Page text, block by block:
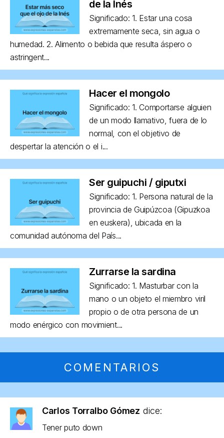
de la Inés
Significado: 1. Estar una cosa
extremamente seca, sin agua o
humedad. 2. Alimento o bebida que resulta áspero o
astringent...
Hacer el mongolo
Significado: 1. Comportarse alguien
de un modo llamativo, fuera de lo
normal, con el objetivo de
despertar la atención o el i...
Ser guipuchi / giputxi
Significado: 1. Persona natural de la
provincia de Guipúzcoa (Gipuzkoa
en euskera), ubicada en la
comunidad autónoma del País...
Zurrarse la sardina
Significado: 1. Masturbar con la
mano o un objeto el miembro viril
propio o de otra persona de un
modo enérgico con movimient...
COMENTARIOS
Carlos Torralbo Gómez dice:
Tener puto down